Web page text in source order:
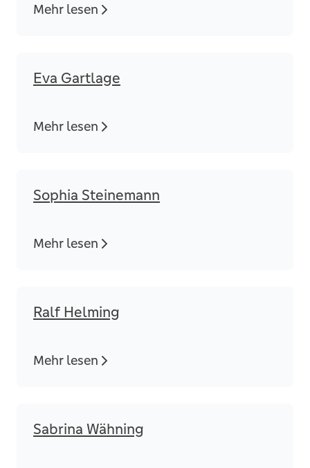
Mehr lesen
Eva Gartlage
Mehr lesen
Sophia Steinemann
Mehr lesen
Ralf Helming
Mehr lesen
Sabrina Wähning